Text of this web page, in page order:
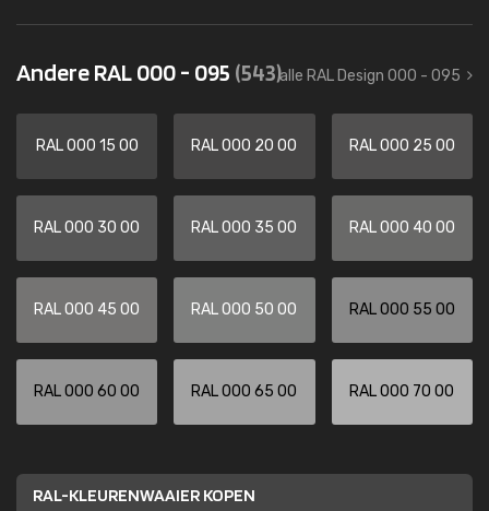
Andere RAL 000 - 095 (543)alle RAL Design 000 - 095
RAL 000 15 00 RAL 000 20 00 RAL 000 25 00
RAL 000 30 00 RAL 000 35 00 RAL 000 40 00
RAL 000 45 00 RAL 000 50 00 RAL 000 55 00
RAL 000 60 00 RAL 000 65 00 RAL 000 70 00
RAL-KLEURENWAAIER KOPEN